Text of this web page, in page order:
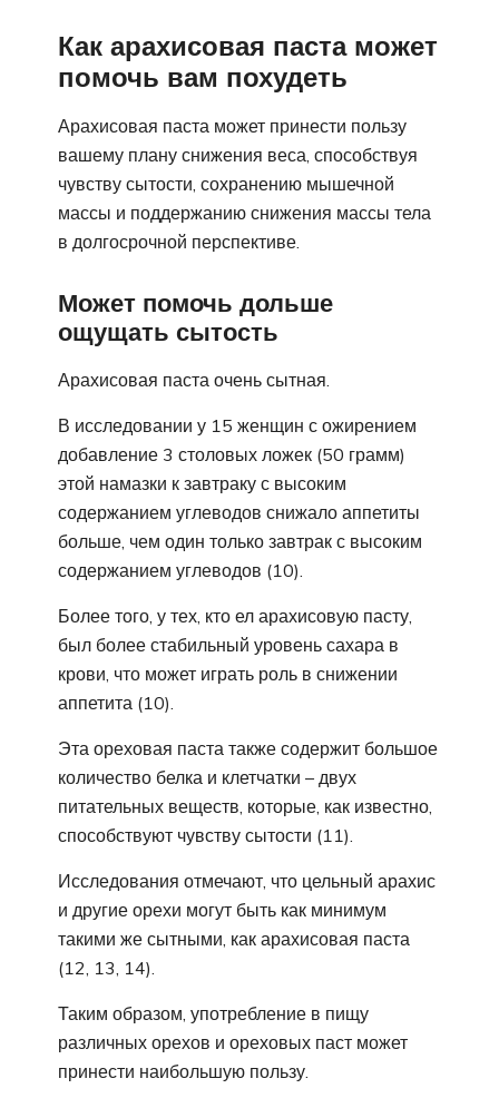
Как арахисовая паста может
помочь вам похудеть
Арахисовая паста может принести пользу
вашему плану снижения веса, способствуя
чувству сытости, сохранению мышечной
массы и поддержанию снижения массы тела
в долгосрочной перспективе.
Может помочь дольше
ощущать сытость
Арахисовая паста очень сытная.
В исследовании у 15 женщин с ожирением
добавление 3 столовых ложек (50 грамм)
этой намазки к завтраку с высоким
содержанием углеводов снижало аппетиты
больше, чем один только завтрак с высоким
содержанием углеводов (10).
Более того, у тех, кто ел арахисовую пасту,
был более стабильный уровень сахара в
крови, что может играть роль в снижении
аппетита (10).
Эта ореховая паста также содержит большое
количество белка и клетчатки – двух
питательных веществ, которые, как известно,
способствуют чувству сытости (11).
Исследования отмечают, что цельный арахис
и другие орехи могут быть как минимум
такими же сытными, как арахисовая паста
(12, 13, 14).
Таким образом, употребление в пищу
различных орехов и ореховых паст может
принести наибольшую пользу.